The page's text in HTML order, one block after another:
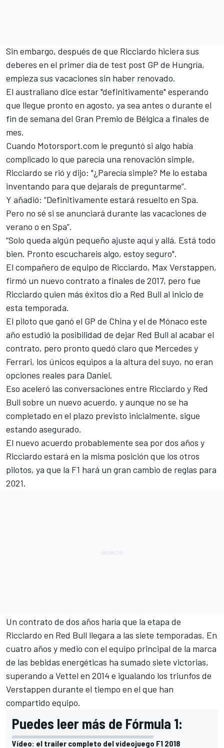
Sin embargo, después de que Ricciardo hiciera sus
deberes en el primer día de test post GP de Hungría,
empieza sus vacaciones sin haber renovado.
El australiano dice estar "definitivamente" esperando
que llegue pronto en agosto, ya sea antes o durante el
fin de semana del Gran Premio de Bélgica a finales de
mes.
Cuando Motorsport.com le preguntó si algo había
complicado lo que parecía una renovación simple,
Ricciardo se rió y dijo: "¿Parecía simple? Me lo estaba
inventando para que dejarais de preguntarme“.
Y añadió: “Definitivamente estará resuelto en Spa.
Pero no sé si se anunciará durante las vacaciones de
verano o en Spa”.
“Solo queda algún pequeño ajuste aquí y allá. Está todo
bien. Pronto escuchareis algo, estoy seguro".
El compañero de equipo de Ricciardo, Max Verstappen,
firmó un nuevo contrato a finales de 2017, pero fue
Ricciardo quien más éxitos dio a Red Bull al inicio de
esta temporada.
El piloto que ganó el GP de China y el de Mónaco este
año estudió la posibilidad de dejar Red Bull al acabar el
contrato, pero pronto quedó claro que Mercedes y
Ferrari, los únicos equipos a la altura del suyo, no eran
opciones reales para Daniel.
Eso aceleró las conversaciones entre Ricciardo y Red
Bull sobre un nuevo acuerdo, y aunque no se ha
completado en el plazo previsto inicialmente, sigue
estando asegurado.
El nuevo acuerdo probablemente sea por dos años y
Ricciardo estará en la misma posición que los otros
pilotos, ya que la F1 hará un gran cambio de reglas para
2021.
Un contrato de dos años haría que la etapa de
Ricciardo en Red Bull llegara a las siete temporadas. En
cuatro años y medio con el equipo principal de la marca
de las bebidas energéticas ha sumado siete victorias,
superando a Vettel en 2014 e igualando los triunfos de
Verstappen durante el tiempo en el que han
compartido equipo.
Puedes leer más de Fórmula 1:
Vídeo: el trailer completo del videojuego F1 2018